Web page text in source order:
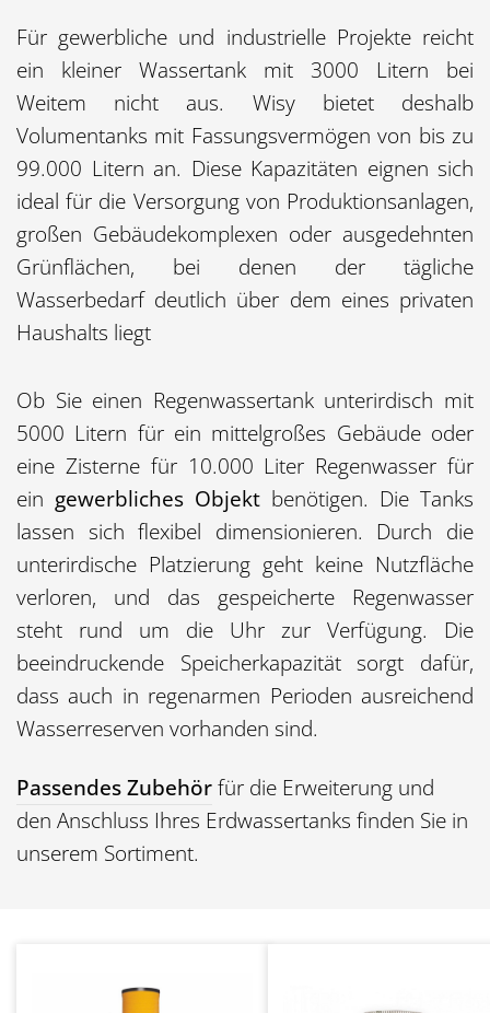
Für gewerbliche und industrielle Projekte reicht
ein kleiner Wassertank mit 3000 Litern bei
Weitem nicht aus. Wisy bietet deshalb
Volumentanks mit Fassungsvermögen von bis zu
99.000 Litern an. Diese Kapazitäten eignen sich
ideal für die Versorgung von Produktionsanlagen,
großen Gebäudekomplexen oder ausgedehnten
Grünflächen, bei denen der tägliche
Wasserbedarf deutlich über dem eines privaten
Haushalts liegt
Ob Sie einen Regenwassertank unterirdisch mit
5000 Litern für ein mittelgroßes Gebäude oder
eine Zisterne für 10.000 Liter Regenwasser für
ein gewerbliches Objekt benötigen. Die Tanks
lassen sich flexibel dimensionieren. Durch die
unterirdische Platzierung geht keine Nutzfläche
verloren, und das gespeicherte Regenwasser
steht rund um die Uhr zur Verfügung. Die
beeindruckende Speicherkapazität sorgt dafür,
dass auch in regenarmen Perioden ausreichend
Wasserreserven vorhanden sind.
Passendes Zubehörfür die Erweiterung und
den Anschluss Ihres Erdwassertanks finden Sie in
unserem Sortiment.